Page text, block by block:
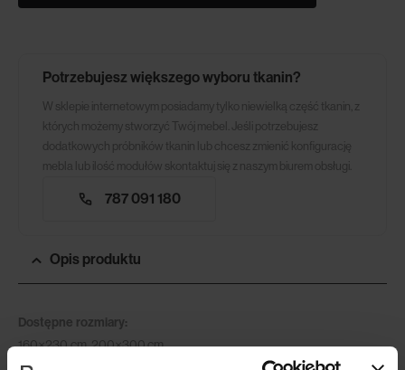
Potrzebujesz większego wyboru tkanin?
W sklepie internetowym posiadamy tylko niewielką część tkanin, z
których możemy stworzyć Twój mebel. Jeśli potrzebujesz
dodatkowych próbników tkanin lub chcesz zmienić konfigurację
mebla lub ilość modułów skontaktuj się z naszym biurem obsługi.
787 091 180
Opis produktu
Dostępne rozmiary:
160×230 cm, 200×300 cm